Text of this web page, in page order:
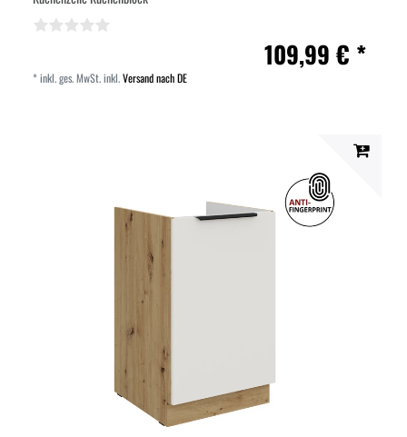
109,99 € *
*inkl. ges. MwSt.inkl.Versand nach DE